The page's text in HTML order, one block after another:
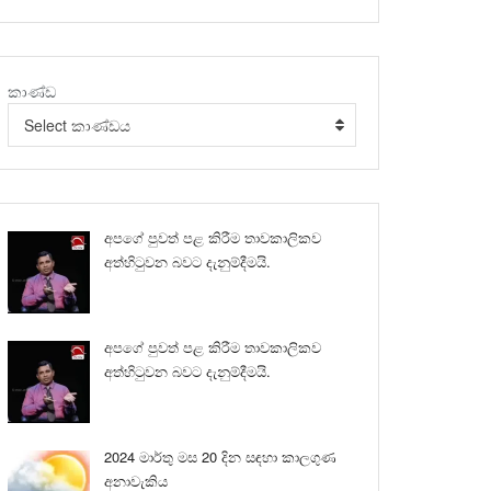
කාණ්ඩ
Select කාණ්ඩය
අපගේ පුවත් පළ කිරීම තාවකාලිකව
අත්හිටුවන බවට දැනුම්දීමයි.
අපගේ පුවත් පළ කිරීම තාවකාලිකව
අත්හිටුවන බවට දැනුම්දීමයි.
2024 මාර්තු මස 20 දින සඳහා කාලගුණ
අනාවැකිය